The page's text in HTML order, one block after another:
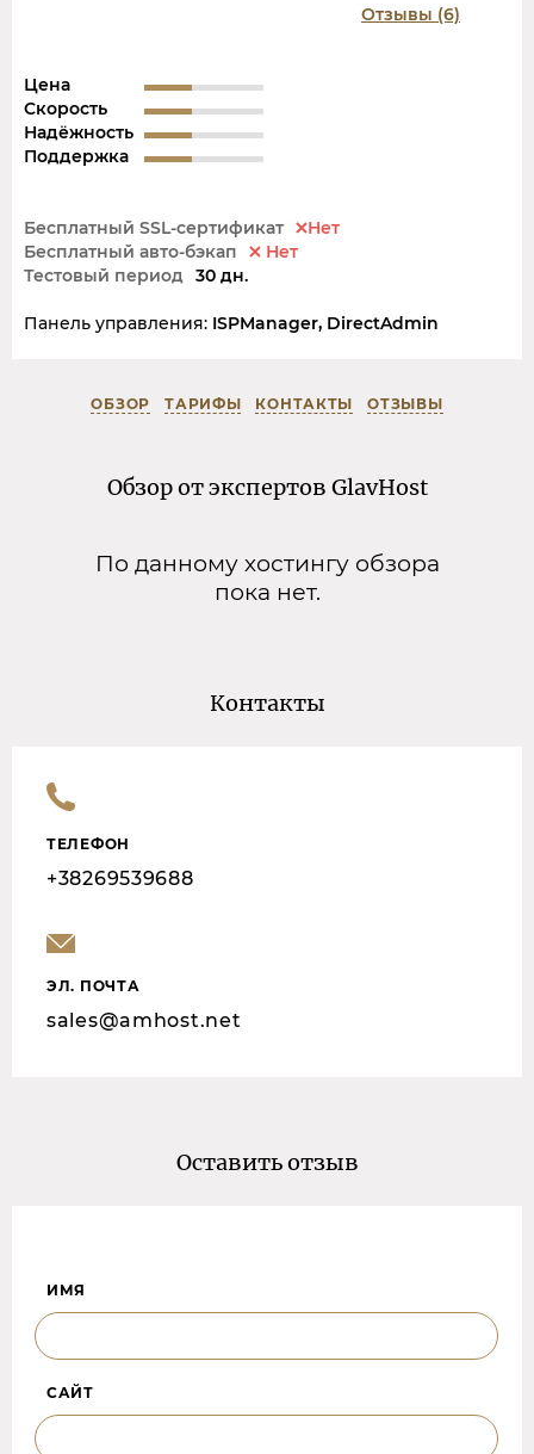
Отзывы (6)
Цена
Скорость
Надёжность
Поддержка
Бесплатный SSL-сертификат
Нет
Бесплатный авто-бэкап
Нет
Тестовый период 30 дн.
Панель управления: ISPManager, DirectAdmin
ОБЗОР ТАРИФЫ КОНТАКТЫ ОТЗЫВЫ
Обзор от экспертов GlavHost
По данному хостингу обзора
пока нет.
Контакты
ТЕЛЕФОН
+38269539688
ЭЛ. ПОЧТА
sales@amhost.net
Оставить отзыв
ИМЯ
САЙТ